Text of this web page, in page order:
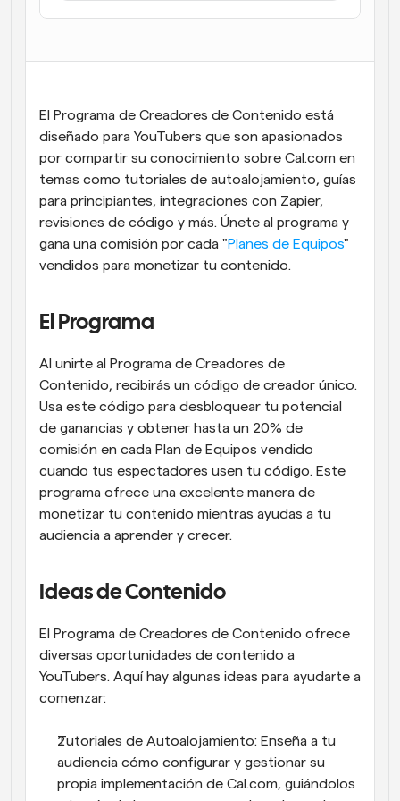
Programación potenciadda con llamadas
actualizaciones
Reuniones Instantáneas
Reúnete con clientes en minutos
Enlaces de Grupo Dinámico
Reserva reuniones de forma fluida con varias personas
El Programa de Creadores de Contenido está
diseñado para YouTubers que son apasionados
por compartir su conocimiento sobre Cal.com en
temas como tutoriales de autoalojamiento, guías
para principiantes, integraciones con Zapier,
revisiones de código y más. Únete al programa y
gana una comisión por cada "Planes de Equipos"
vendidos para monetizar tu contenido.
El Programa
Al unirte al Programa de Creadores de
Contenido, recibirás un código de creador único.
Usa este código para desbloquear tu potencial
de ganancias y obtener hasta un 20% de
comisión en cada Plan de Equipos vendido
cuando tus espectadores usen tu código. Este
programa ofrece una excelente manera de
monetizar tu contenido mientras ayudas a tu
audiencia a aprender y crecer.
Ideas de Contenido
El Programa de Creadores de Contenido ofrece
diversas oportunidades de contenido a
YouTubers. Aquí hay algunas ideas para ayudarte a
comenzar:
Tutoriales de Autoalojamiento: Enseña a tu
audiencia cómo configurar y gestionar su
propia implementación de Cal.com, guiándolos